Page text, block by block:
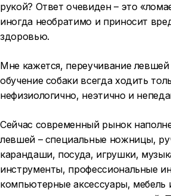
рукой? Ответ очевиден – это
иногда необратимо и приносит
здоровью.
Мне кажется, переучивание
обучение собаки всегда ходить
нефизиологично, неэтично и
Сейчас современный рынок
левшей – специальные ножницы,
карандаши, посуда, игрушки,
инструменты, профессиональные
компьютерные аксессуары, мебель